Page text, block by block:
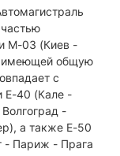
М-03 (Киев -
имеющей общую
с
Е-40 (Кале -
-
а также Е-50
- Париж - Прага